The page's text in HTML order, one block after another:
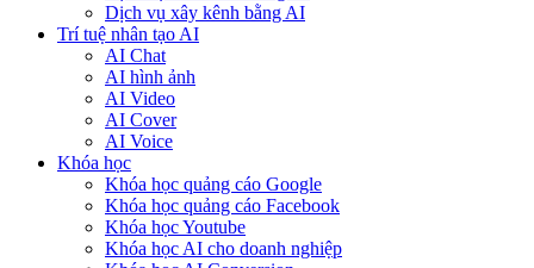
Dịch vụ xây kênh bằng AI
Trí tuệ nhân tạo AI
AI Chat
AI hình ảnh
AI Video
AI Cover
AI Voice
Khóa học
Khóa học quảng cáo Google
Khóa học quảng cáo Facebook
Khóa học Youtube
Khóa học AI cho doanh nghiệp